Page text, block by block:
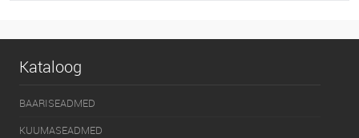
Kataloog
BAARISEADMED
KUUMASEADMED